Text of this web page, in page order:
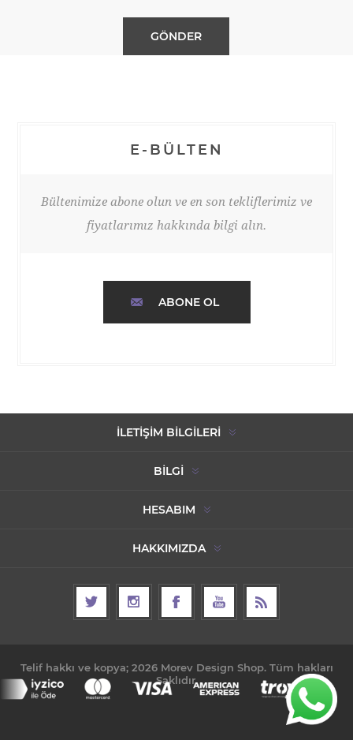
E-BÜLTEN
Bültenimize abone olun ve en son tekliflerimiz ve
fiyatlarımız hakkında bilgi alın.
ABONE OL
İLETIŞIM BILGILERI
BILGI
HESABIM
HAKKIMIZDA
Telif hakkı ve kopya; 2026 Morev Design Shop. Tüm hakları
Saklıdır.